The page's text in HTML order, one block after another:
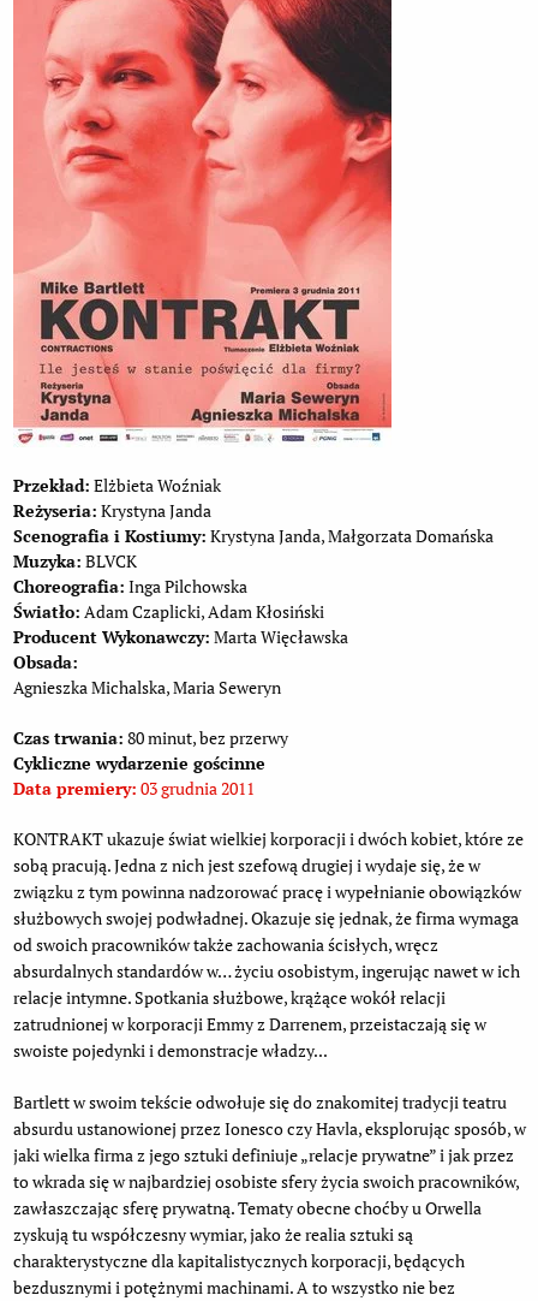
Przekład: Elżbieta Woźniak
Reżyseria: Krystyna Janda
Scenografia i Kostiumy: Krystyna Janda, Małgorzata Domańska
Muzyka: BLVCK
Choreografia: Inga Pilchowska
Światło: Adam Czaplicki, Adam Kłosiński
Producent Wykonawczy: Marta Więcławska
Obsada:
Agnieszka Michalska, Maria Seweryn
Czas trwania: 80 minut, bez przerwy
Cykliczne wydarzenie gościnne
Data premiery: 03 grudnia 2011
KONTRAKT ukazuje świat wielkiej korporacji i dwóch kobiet, które ze
sobą pracują. Jedna z nich jest szefową drugiej i wydaje się, że w
związku z tym powinna nadzorować pracę i wypełnianie obowiązków
służbowych swojej podwładnej. Okazuje się jednak, że firma wymaga
od swoich pracowników także zachowania ścisłych, wręcz
absurdalnych standardów w… życiu osobistym, ingerując nawet w ich
relacje intymne. Spotkania służbowe, krążące wokół relacji
zatrudnionej w korporacji Emmy z Darrenem, przeistaczają się w
swoiste pojedynki i demonstracje władzy...
Bartlett w swoim tekście odwołuje się do znakomitej tradycji teatru
absurdu ustanowionej przez Ionesco czy Havla, eksplorując sposób, w
jaki wielka firma z jego sztuki definiuje „relacje prywatne” i jak przez
to wkrada się w najbardziej osobiste sfery życia swoich pracowników,
zawłaszczając sferę prywatną. Tematy obecne choćby u Orwella
zyskują tu współczesny wymiar, jako że realia sztuki są
charakterystyczne dla kapitalistycznych korporacji, będących
bezdusznymi i potężnymi machinami. A to wszystko nie bez